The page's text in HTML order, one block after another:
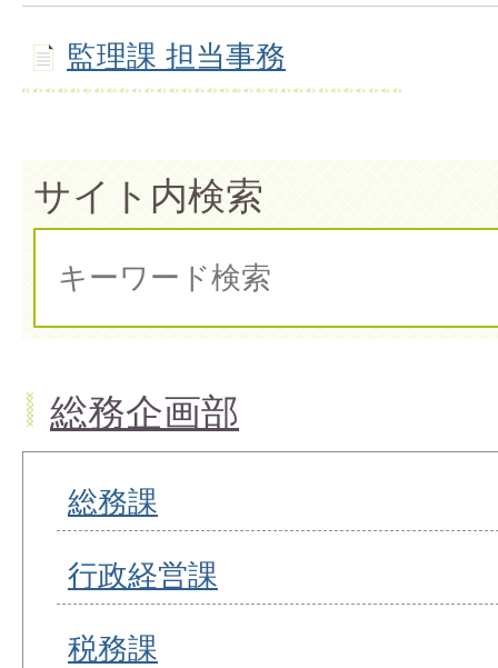
監理課 担当事務
サイト内検索
総務企画部
総務課
行政経営課
税務課